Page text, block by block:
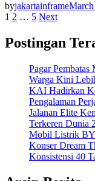
byjakartainframe
Posts
pagination
1 2 … 5 Next
Postingan
Pagar
Warga Kini
KAI Hadirkan
Pengalaman
Jalanan Elite
Terkeren Dunia
Mobil Listrik
Konser Dream
Konsistensi 40